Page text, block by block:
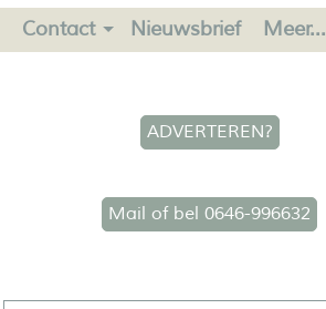
Contact Nieuwsbrief Meer...
ADVERTEREN?
Mail of bel 0646-996632